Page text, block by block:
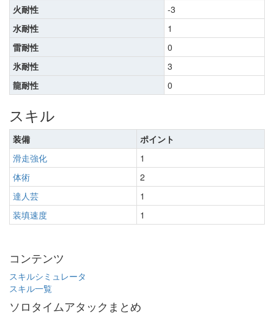
火耐性
-3
水耐性
1
雷耐性
0
氷耐性
3
龍耐性
0
スキル
装備
ポイント
滑走強化
1
体術
2
達人芸
1
装填速度
1
コンテンツ
スキルシミュレータ
スキル一覧
ソロタイムアタックまとめ